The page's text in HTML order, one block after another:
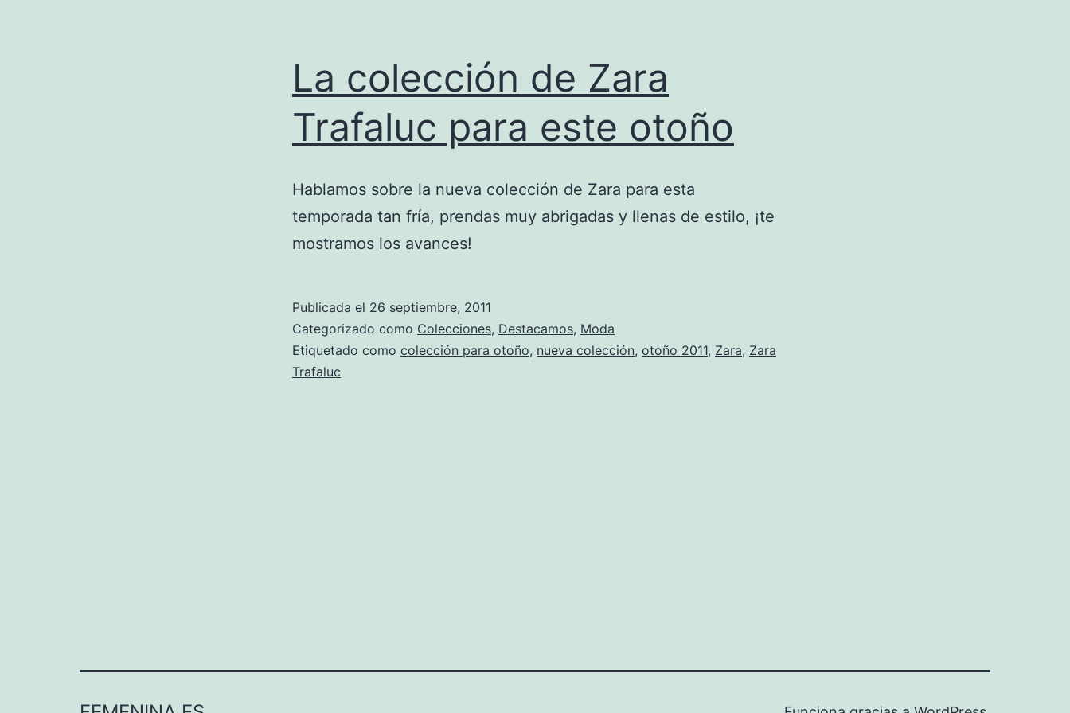
La colección de Zara
Trafaluc para este otoño
Hablamos sobre la nueva colección de Zara para esta
temporada tan fría, prendas muy abrigadas y llenas de estilo, ¡te
mostramos los avances!
Publicada el 26 septiembre, 2011
Categorizado como Colecciones, Destacamos, Moda
Etiquetado como colección para otoño, nueva colección, otoño 2011, Zara, Zara
Trafaluc